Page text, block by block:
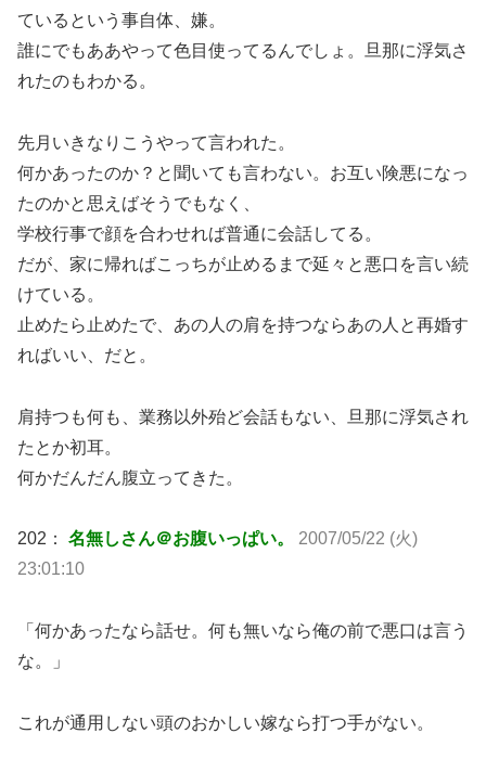
ているという事自体、嫌。
誰にでもああやって色目使ってるんでしょ。旦那に浮気さ
れたのもわかる。
先月いきなりこうやって言われた。
何かあったのか？と聞いても言わない。お互い険悪になっ
たのかと思えばそうでもなく、
学校行事で顔を合わせれば普通に会話してる。
だが、家に帰ればこっちが止めるまで延々と悪口を言い続
けている。
止めたら止めたで、あの人の肩を持つならあの人と再婚す
ればいい、だと。
肩持つも何も、業務以外殆ど会話もない、旦那に浮気され
たとか初耳。
何かだんだん腹立ってきた。
202： 名無しさん＠お腹いっぱい。 2007/05/22 (火)
23:01:10
「何かあったなら話せ。何も無いなら俺の前で悪口は言う
な。」
これが通用しない頭のおかしい嫁なら打つ手がない。